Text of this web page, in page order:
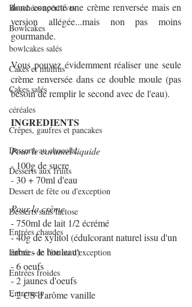
Bouchées apéritives
Bowlcakes
bowlcakes salés
Cakes et muffins
Cakes salés
céréales
Crêpes, gaufres et pancakes
Desserts au chocolat
Desserts aux fruits
Dessert de fête ou d'exception
Desserts sans lactose
Entrées chaudes
Entrées de fête ou d'exception
Entrées froides
Entremets
donc concocté une crème renversée mais en
version allégée...mais non pas moins
gourmande.
Vous pouvez évidemment réaliser une seule
crème renversée dans ce double moule (pas
besoin de remplir le second avec de l'eau).
INGREDIENTS
Pour le caramel liquide
- 100g de sucre
- 30 + 70ml d'eau
Pour la crème
- 750ml de lait 1/2 écrémé
- 40g de xylitol (édulcorant naturel issu d'un
arbre - le bouleau)
- 6 oeufs
- 2 jaunes d'oeufs
- 2 CS d'arôme vanille